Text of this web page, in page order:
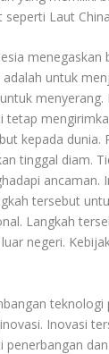
seperti Laut
menegaskan
untuk
menyerang.
tetap
kepada dunia.
tinggal diam.
ancaman.
tersebut
Langkah
negeri.
teknologi
Inovasi
penerbangan